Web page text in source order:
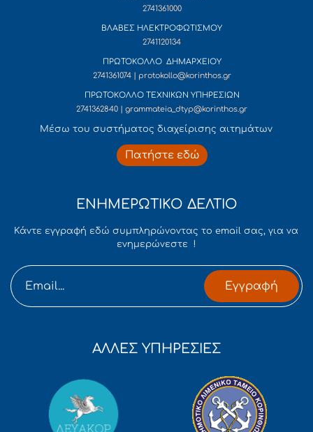
2741361000
ΒΛΑΒΕΣ ΗΛΕΚΤΡΟΦΩΤΙΣΜΟΥ
2741120134
ΠΡΩΤΟΚΟΛΛΟ ΔΗΜΑΡΧΕΙΟΥ
2741361074 | protokollo@korinthos.gr
ΠΡΩΤΟΚΟΛΛΟ ΤΕΧΝΙΚΩΝ ΥΠΗΡΕΣΙΩΝ
2741362840 | grammateia_dtyp@korinthos.gr
Mέσω του συστήματος διαχείρισης αιτημάτων
Πατήστε εδώ
ΕΝΗΜΕΡΩΤΙΚΟ ΔΕΛΤΙΟ
Κάντε εγγραφή εδώ συμπληρώνοντας το email σας, για να
ενημερώνεστε !
Εγγραφή
ΑΛΛΕΣ ΥΠΗΡΕΣΙΕΣ